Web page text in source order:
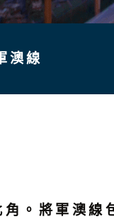
澳線
。將軍澳線